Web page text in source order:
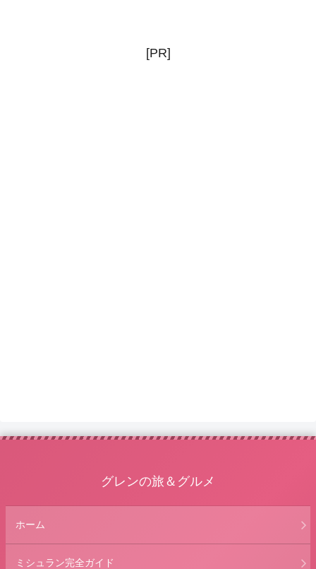
[PR]
グレンの旅＆グルメ
ホーム
ミシュラン完全ガイド